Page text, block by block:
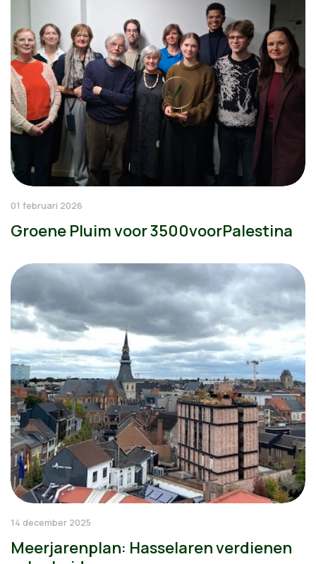
01 februari 2026
Groene Pluim voor 3500voorPalestina
14 december 2025
Meerjarenplan: Hasselaren verdienen